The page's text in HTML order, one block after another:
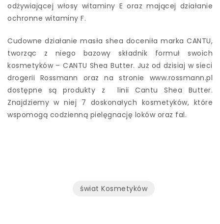
odżywiającej włosy witaminy E oraz mającej działanie
ochronne witaminy F.
Cudowne działanie masła shea doceniła marka CANTU,
tworząc z niego bazowy składnik formuł swoich
kosmetyków – CANTU Shea Butter. Już od dzisiaj w sieci
drogerii Rossmann oraz na stronie www.rossmann.pl
dostępne są produkty z linii Cantu Shea Butter.
Znajdziemy w niej 7 doskonałych kosmetyków, które
wspomogą codzienną pielęgnację loków oraz fal.
świat Kosmetyków